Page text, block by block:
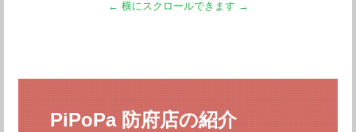
PiPoPa 防府店の紹介